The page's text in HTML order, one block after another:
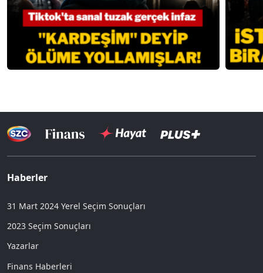
Haberler
31 Mart 2024 Yerel Seçim Sonuçları
2023 Seçim Sonuçları
Yazarlar
Finans Haberleri